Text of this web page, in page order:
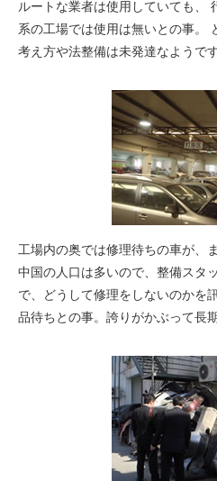
ルートな業者は使用していても、
系の工場では使用は無いとの事。
考え方や法整備は未発達なようです
工場内の奥では修理待ちの車が、
中国の人口は多いので、整備スタ
で、どうして修理をしないのかを
品待ちとの事。誇りがかぶって長